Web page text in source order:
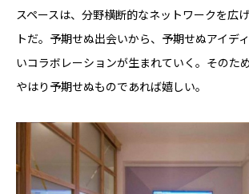
スペースは、分野横断的なネットワークを広
トだ。予期せぬ出会いから、予期せぬアイデ
いコラボレーションが生まれていく。そのた
やはり予期せぬものであれば嬉しい。